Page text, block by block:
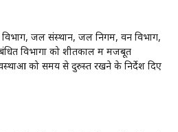
विभाग, जल संस्थान, जल निगम, वन विभाग,
विभागों को शीतकाल में मजबूत
को समय से दुरुस्त रखने के निर्देश दिए